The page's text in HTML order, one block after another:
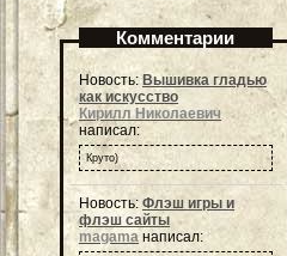
Комментарии
Новость: Вышивка гладью
как искусство
Кирилл Николаевич
написал:
Круто)
Новость: Флэш игры и
флэш сайты
magama написал: